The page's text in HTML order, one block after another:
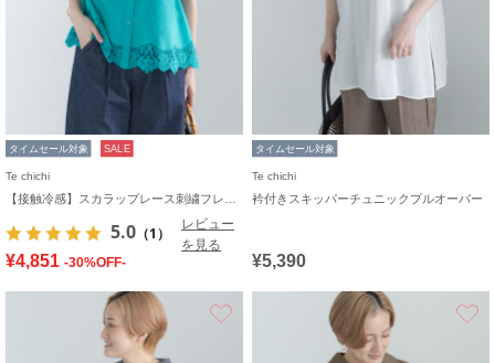
タイムセール対象 SALE
Te chichi
5.0 （1）
レビュー
を見る
¥4,851 -30%OFF-
タイムセール対象
Te chichi
衿付きスキッパーチュニックプルオーバー
¥5,390